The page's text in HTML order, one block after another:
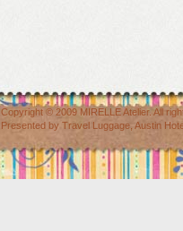
Copyright © 2009 MIRELLE Atelier. All
Presented by Travel Luggage Austin